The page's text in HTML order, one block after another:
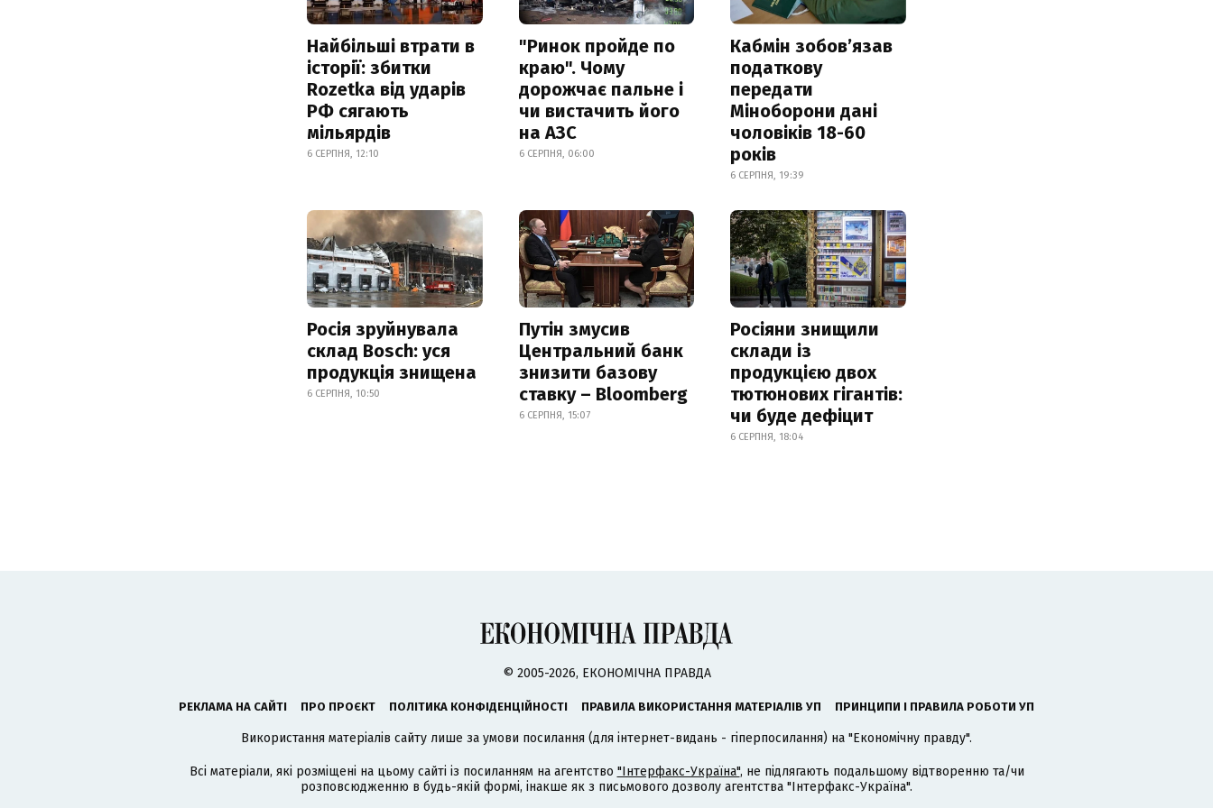
Найбільші втрати в
історії: збитки
Rozetka від ударів
РФ сягають
мільярдів
6 СЕРПНЯ, 12:10
"Ринок пройде по
краю". Чому
дорожчає пальне і
чи вистачить його
на АЗС
6 СЕРПНЯ, 06:00
Кабмін зобовʼязав
податкову
передати
Міноборони дані
чоловіків 18-60
років
6 СЕРПНЯ, 19:39
Росія зруйнувала
склад Bosch: уся
продукція знищена
6 СЕРПНЯ, 10:50
Путін змусив
Центральний банк
знизити базову
ставку – Bloomberg
6 СЕРПНЯ, 15:07
Росіяни знищили
склади із
продукцією двох
тютюнових гігантів:
чи буде дефіцит
6 СЕРПНЯ, 18:04
© 2005-2026, ЕКОНОМІЧНА ПРАВДА
РЕКЛАМА НА САЙТІ ПРО ПРОЄКТ ПОЛІТИКА КОНФІДЕНЦІЙНОСТІ ПРАВИЛА ВИКОРИСТАННЯ МАТЕРІАЛІВ УП ПРИНЦИПИ І ПРАВИЛА РОБОТИ УП
Використання матеріалів сайту лише за умови посилання (для інтернет-видань - гіперпосилання) на "Економічну правду".
Всі матеріали, які розміщені на цьому сайті із посиланням на агентство "Інтерфакс-Україна", не підлягають подальшому відтворенню та/чи
розповсюдженню в будь-якій формі, інакше як з письмового дозволу агентства "Інтерфакс-Україна".